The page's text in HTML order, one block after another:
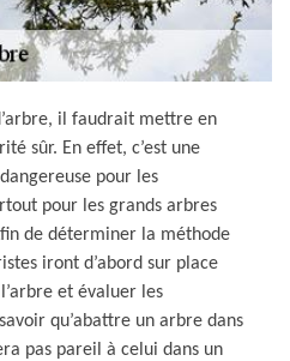
il faudrait mettre en
sûr. En effet, c’est une
pour les
pour les grands arbres
de déterminer la méthode
iront d’abord sur place
et évaluer les
qu’abattre un arbre dans
pas pareil à celui dans un